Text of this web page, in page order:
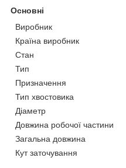
Основні
Виробник
Країна виробник
Стан
Тип
Призначення
Тип хвостовика
Діаметр
Довжина робочої частини
Загальна довжина
Кут заточування